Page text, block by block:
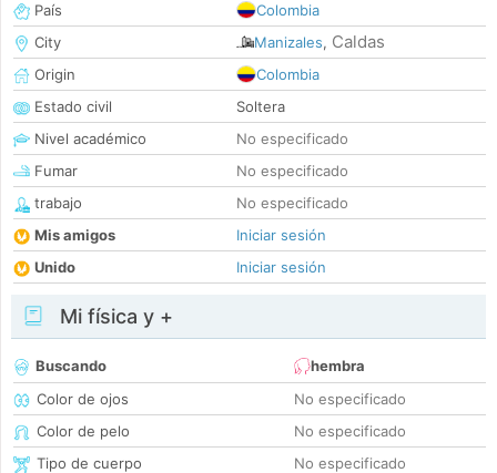
País
Colombia
City
Manizales, Caldas
Origin
Colombia
Estado civil
Soltera
Nivel académico
No especificado
Fumar
No especificado
trabajo
No especificado
Mis amigos
Iniciar sesión
Unido
Iniciar sesión
Mi física y +
Buscando
hembra
Color de ojos
No especificado
Color de pelo
No especificado
Tipo de cuerpo
No especificado